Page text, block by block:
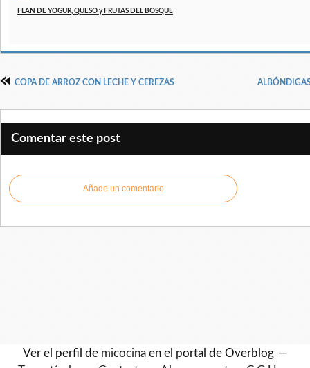
FLAN DE YOGUR, QUESO y FRUTAS DEL BOSQUE
COPA DE ARROZ CON LECHE Y CEREZAS
Comentar este post
Añade un comentario
Ver el perfil de micocina en el portal de Overblog